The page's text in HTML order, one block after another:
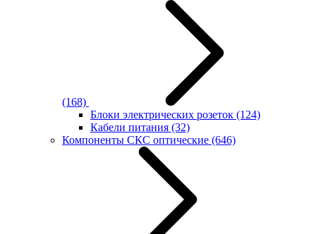
(168)
Блоки электрических розеток (124)
Кабели питания (32)
Компоненты СКС оптические (646)